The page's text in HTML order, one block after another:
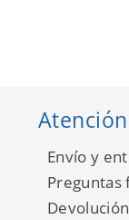
Envío y
Preguntas
Devolución